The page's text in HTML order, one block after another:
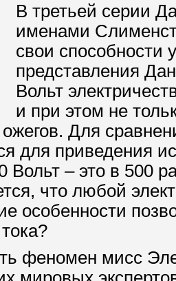
В третьей серии
именами
свои способности
представления
Вольт
и при этом не
Для
для приведения
Вольт – это в 500
что любой
особенности
феномен мисс